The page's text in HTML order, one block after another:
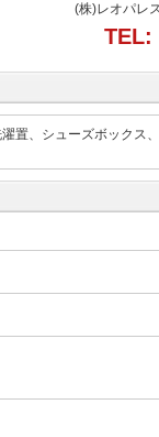
(株)レオパレ
TEL:
置、シューズボック